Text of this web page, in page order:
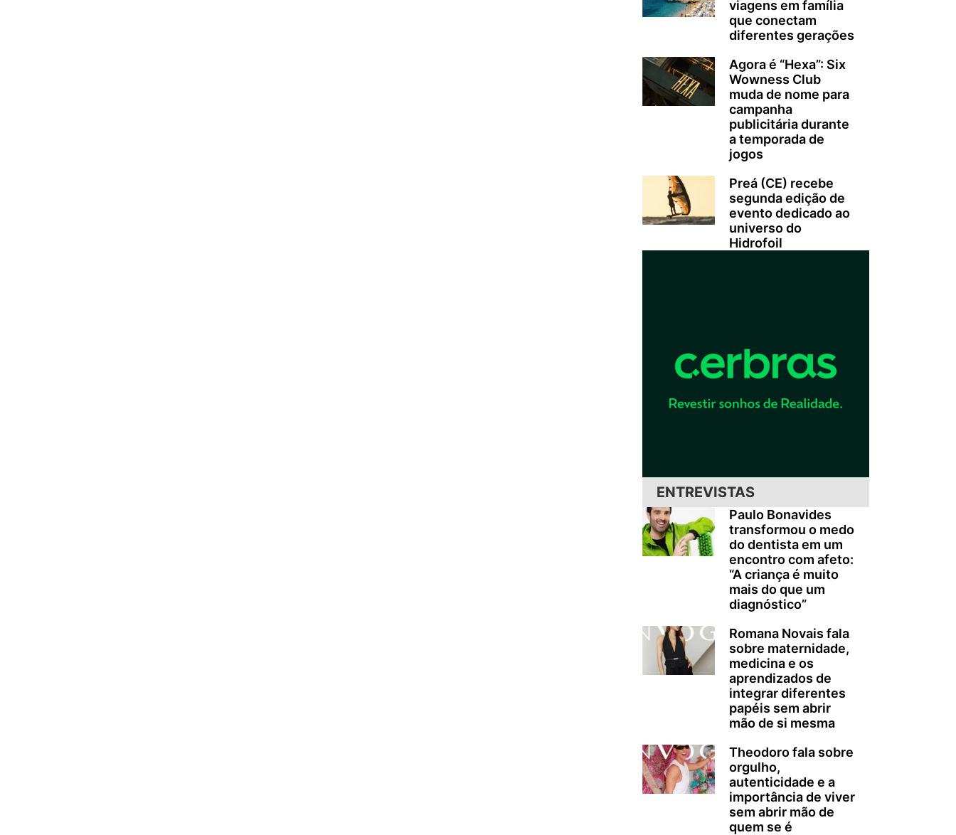
viagens em família
que conectam
diferentes gerações
Agora é “Hexa”: Six
Wowness Club
muda de nome para
campanha
publicitária durante
a temporada de
jogos
Preá (CE) recebe
segunda edição de
evento dedicado ao
universo do
Hidrofoil
ENTREVISTAS
Paulo Bonavides
transformou o medo
do dentista em um
encontro com afeto:
“A criança é muito
mais do que um
diagnóstico”
Romana Novais fala
sobre maternidade,
medicina e os
aprendizados de
integrar diferentes
papéis sem abrir
mão de si mesma
Theodoro fala sobre
orgulho,
autenticidade e a
importância de viver
sem abrir mão de
quem se é